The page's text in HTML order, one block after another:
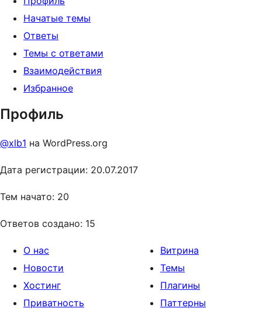
Начатые темы
Ответы
Темы с ответами
Взаимодействия
Избранное
Профиль
@xlb1 на WordPress.org
Дата регистрации: 20.07.2017
Тем начато: 20
Ответов создано: 15
О нас
Новости
Хостинг
Приватность
Витрина
Темы
Плагины
Паттерны